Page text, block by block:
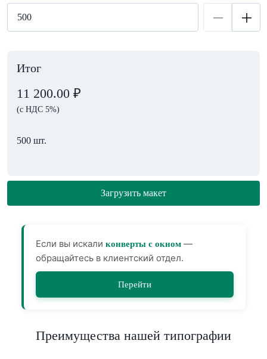
Итог
11 200.00 ₽
(с НДС 5%)
500 шт.
Загрузить макет
Если вы искали конверты с окном —
обращайтесь в клиентский отдел.
Перейти
Преимущества нашей типографии